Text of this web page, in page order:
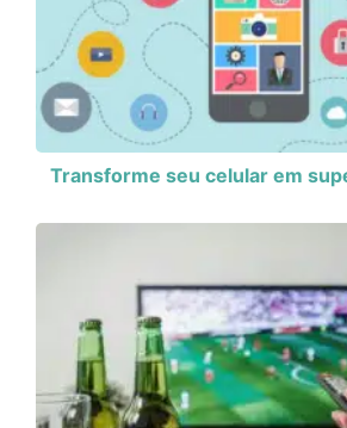
Transforme seu celular em